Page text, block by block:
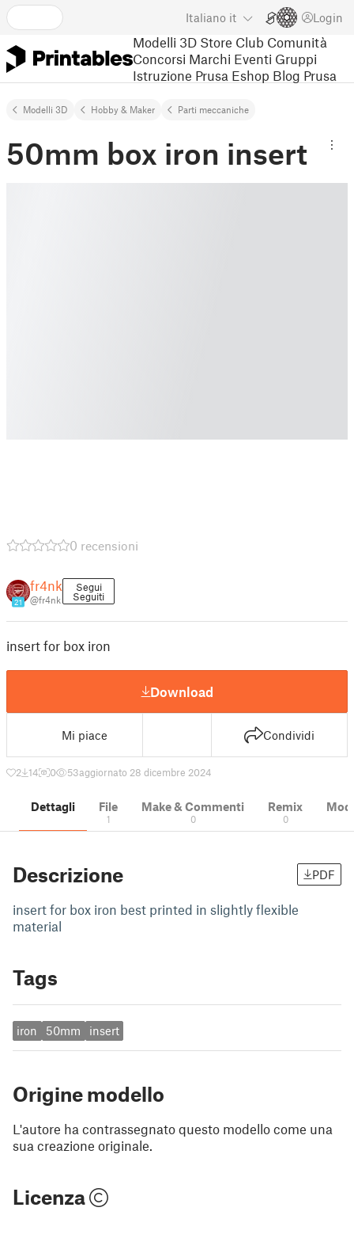
Italiano it Login
Modelli 3D Store Club Comunità
Concorsi Marchi Eventi Gruppi
Istruzione Prusa Eshop Blog Prusa
Modelli 3D Hobby & Maker Parti meccaniche
50mm box iron insert
0 recensioni
21
fr4nk
@fr4nk
Segui
Seguiti
insert for box iron
Download
Mi piace Condividi
2 14 0 53aggiornato 28 dicembre 2024
Dettagli File
1
Make & Commenti
0
Remix
0
Descrizione PDF
insert for box iron best printed in slightly flexible
material
Tags
iron 50mm insert
Origine modello
L'autore ha contrassegnato questo modello come una
sua creazione originale.
Licenza